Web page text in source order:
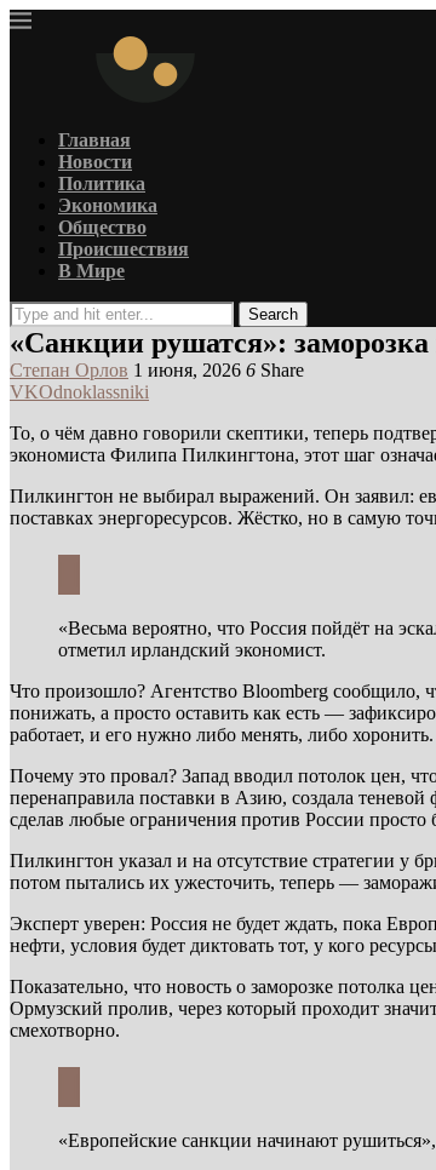
Главная
Новости
Политика
Экономика
Общество
Происшествия
В Мире
Search
«Санкции рушатся»:
Степан Орлов 1 июня, 2026 6 Share
VKOdnoklassniki
То, о чём давно говорили скептики, теперь
экономиста Филипа Пилкингтона, этот шаг
Пилкингтон не выбирал выражений. Он заявил:
поставках энергоресурсов. Жёстко, но в самую
«Весьма вероятно, что Россия пойдёт на
отметил ирландский экономист.
Что произошло? Агентство Bloomberg сообщило,
понижать, а просто оставить как есть —
работает, и его нужно либо менять, либо хоронить.
Почему это провал? Запад вводил потолок цен,
перенаправила поставки в Азию, создала
сделав любые ограничения против России
Пилкингтон указал и на отсутствие стратегии у
потом пытались их ужесточить, теперь —
Эксперт уверен: Россия не будет ждать, пока
нефти, условия будет диктовать тот, у кого
Показательно, что новость о заморозке
Ормузский пролив, через который проходит
смехотворно.
«Европейские санкции начинают